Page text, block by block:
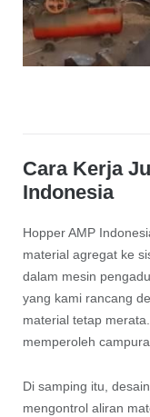
Cara Kerja
Indonesia
Hopper AMP
material agregat ke
dalam mesin
yang kami rancang
material tetap
memperoleh
Di samping itu,
mengontrol aliran